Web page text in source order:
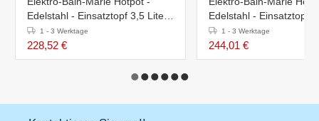
Edelstahl - Einsatztopf 3,5 Liter -
210x210x(h)320mm
1 - 3 Werktage
228,52 €
Edelstahl - Einsatztopf
255x280x(h)320mm
1 - 3 Werktage
244,01 €